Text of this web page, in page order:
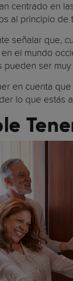
centrado en
al principio
señalar que,
el mundo
pueden ser
en cuenta
lo que estás